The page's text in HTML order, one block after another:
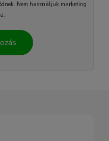
Nem használjuk marketing